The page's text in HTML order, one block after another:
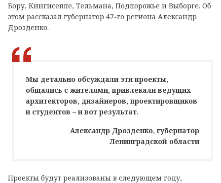
Бору, Кингисеппе, Тельмана, Подпорожье и Выборге. Об
этом рассказал губернатор 47-го региона Александр
Дрозденко.
Мы детально обсуждали эти проекты,
общались с жителями, привлекали ведущих
архитекторов, дизайнеров, проектировщиков
и студентов – и вот результат.
Александр Дрозденко, губернатор
Ленинградской области
Проекты будут реализованы в следующем году,